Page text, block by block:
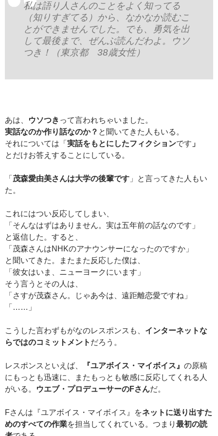
私は語り人さんのことをよく知ってる
（知りすぎてる）から、なかなか読むこ
とができませんでした。でも、勇気を出
して最後まで、ぜんぶ読んだわよ。ウソ
つき！（東京都 38歳女性）
あは、 ウソつき って言われちゃいました。
実話なのか作り話なのか？ と聞いてきた人もいる。
それについては「 実話をもとにしたフィクションです 」
とだけお答えすることにしている。
「 茂森愛由美さんは大学の後輩です 」と言ってきた人もい
た。
これにはつい反応してしまい、
「そんなはずはありません。実は五年前の話なのです」
と返信した。すると、
「茂森さんはNHKのアナウンサーになったのですか」
と聞いてきた。またまた反応した僕は、
「彼女はいま、ニューヨークにいます」
そう言うとその人は、
「さすが茂森さん。じゃあ今は、遠距離恋愛ですね」
「……」
こうした言わずもがなのレスポンスも、 インターネットな
らではのコミットメント だろう。
レスポンスといえば、 『ユアボイス・マイボイス』 の原稿
にもっとも迅速に、またもっとも敏感に反応してくれる人
がいる。
ウエブ・プロデューサーのFさんだ。
Fさんは『ユアボイス・マイボイス』をネットに送り出すた
めのすべての作業を担当してくれている。つまり 最初の読